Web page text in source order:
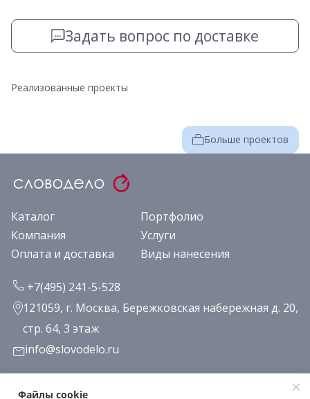
Задать вопрос по доставке
Реализованные проекты
Больше проектов
Каталог
Портфолио
Компания
Услуги
Оплата и доставка
Виды нанесения
+7(495) 241-5-528
121059, г. Москва, Бережковская набережная д. 20,
стр. 64, 3 этаж
info@slovodelo.ru
Заказать звонок
Файлы cookie